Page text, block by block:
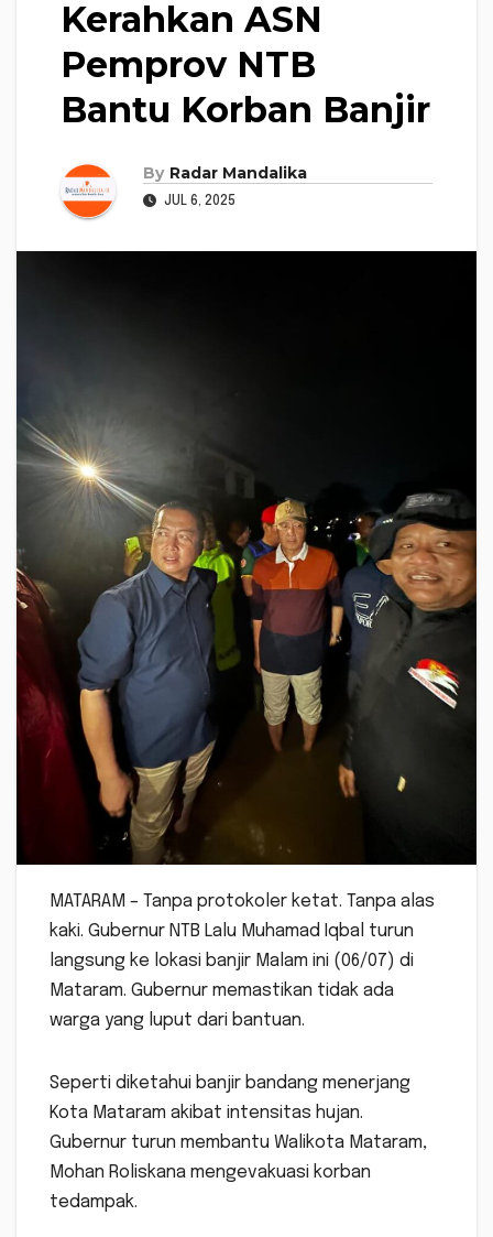
Kerahkan ASN
Pemprov NTB
Bantu Korban Banjir
By Radar Mandalika
JUL 6, 2025
MATARAM – Tanpa protokoler ketat. Tanpa alas
kaki. Gubernur NTB Lalu Muhamad Iqbal turun
langsung ke lokasi banjir Malam ini (06/07) di
Mataram. Gubernur memastikan tidak ada
warga yang luput dari bantuan.
Seperti diketahui banjir bandang menerjang
Kota Mataram akibat intensitas hujan.
Gubernur turun membantu Walikota Mataram,
Mohan Roliskana mengevakuasi korban
tedampak.